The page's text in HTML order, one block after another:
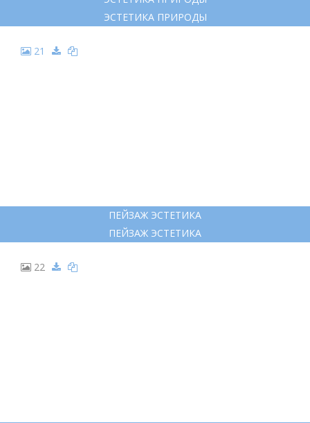
ЭСТЕТИКА ПРИРОДЫ
21
ПЕЙЗАЖ ЭСТЕТИКА
ПЕЙЗАЖ ЭСТЕТИКА
22